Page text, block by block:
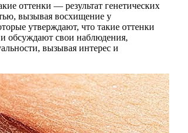
оттенки — результат генетических
вызывая восхищение у
утверждают, что такие оттенки
обсуждают свои наблюдения,
вызывая интерес и